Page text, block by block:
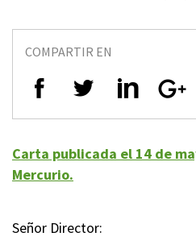
COMPARTIR EN
Carta publicada el 14 de
Mercurio.
Señor Director: